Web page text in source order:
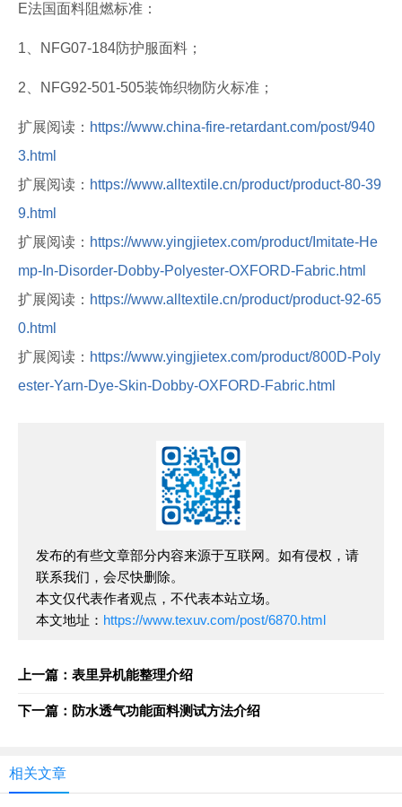
E法国面料阻燃标准：
1、NFG07-184防护服面料；
2、NFG92-501-505装饰织物防火标准；
扩展阅读： https://www.china-fire-retardant.com/post/940
3.html
扩展阅读： https://www.alltextile.cn/product/product-80-39
9.html
扩展阅读： https://www.yingjietex.com/product/Imitate-He
mp-In-Disorder-Dobby-Polyester-OXFORD-Fabric.html
扩展阅读： https://www.alltextile.cn/product/product-92-65
0.html
扩展阅读： https://www.yingjietex.com/product/800D-Poly
ester-Yarn-Dye-Skin-Dobby-OXFORD-Fabric.html
发布的有些文章部分内容来源于互联网。如有侵权，请
联系我们，会尽快删除。
本文仅代表作者观点，不代表本站立场。
本文地址： https://www.texuv.com/post/6870.html
上一篇：表里异机能整理介绍
下一篇：防水透气功能面料测试方法介绍
相关文章